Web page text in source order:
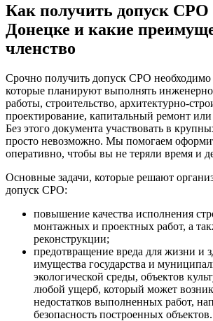
Как получить допуск СРО
Донецке и какие
членство
Срочно получить допуск СРО
которые планируют выполнять
работы, строительство, архитектурно-
проектирование, капитальный ремонт
Без этого документа участвовать в
просто невозможно. Мы помогаем
оперативно, чтобы вы не теряли время и
Основные задачи, которые решают
допуск СРО:
повышение качества исполнения
монтажных и проектных работ, а
реконструкции;
предотвращение вреда для жизни и
имущества государства и
экологической среды, объектов
любой ущерб, который может
недостатков выполненных работ,
безопасность построенных объектов.